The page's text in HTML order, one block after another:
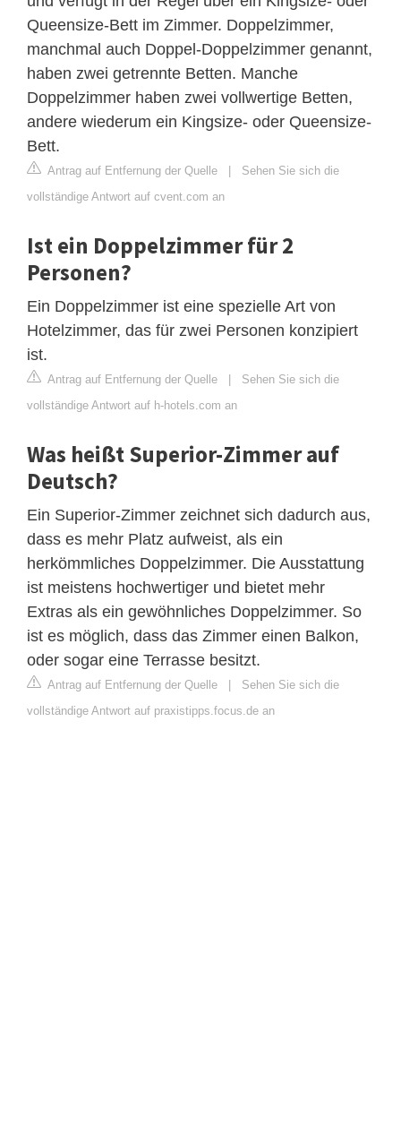
Queensize-Bett im Zimmer. Doppelzimmer,
manchmal auch Doppel-Doppelzimmer genannt,
haben zwei getrennte Betten. Manche
Doppelzimmer haben zwei vollwertige Betten,
andere wiederum ein Kingsize- oder Queensize-
Bett.
Antrag auf Entfernung der Quelle | Sehen Sie sich die
vollständige Antwort auf cvent.com an
Ist ein Doppelzimmer für 2
Personen?
Ein Doppelzimmer ist eine spezielle Art von
Hotelzimmer, das für zwei Personen konzipiert
ist.
Antrag auf Entfernung der Quelle | Sehen Sie sich die
vollständige Antwort auf h-hotels.com an
Was heißt Superior-Zimmer auf
Deutsch?
Ein Superior-Zimmer zeichnet sich dadurch aus,
dass es mehr Platz aufweist, als ein
herkömmliches Doppelzimmer. Die Ausstattung
ist meistens hochwertiger und bietet mehr
Extras als ein gewöhnliches Doppelzimmer. So
ist es möglich, dass das Zimmer einen Balkon,
oder sogar eine Terrasse besitzt.
Antrag auf Entfernung der Quelle | Sehen Sie sich die
vollständige Antwort auf praxistipps.focus.de an